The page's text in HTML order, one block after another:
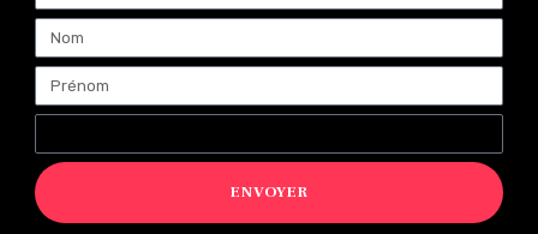
ENVOYER